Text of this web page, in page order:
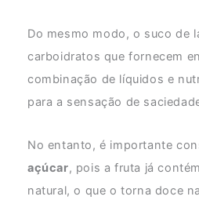
Do mesmo modo, o suco de
carboidratos que fornecem
combinação de líquidos e
para a sensação de
No entanto, é importante
açúcar, pois a fruta já
natural, o que o torna doce